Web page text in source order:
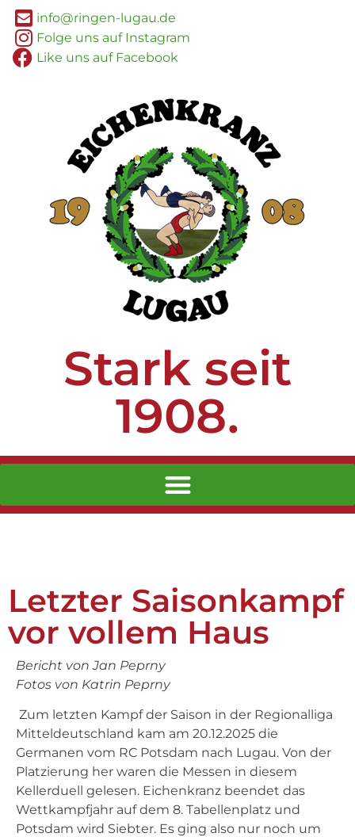
info@ringen-lugau.de
Folge uns auf Instagram
Like uns auf Facebook
Stark seit
1908.
Letzter Saisonkampf
vor vollem Haus
Bericht von Jan Peprny
Fotos von Katrin Peprny
Zum letzten Kampf der Saison in der Regionalliga
Mitteldeutschland kam am 20.12.2025 die
Germanen vom RC Potsdam nach Lugau. Von der
Platzierung her waren die Messen in diesem
Kellerduell gelesen. Eichenkranz beendet das
Wettkampfjahr auf dem 8. Tabellenplatz und
Potsdam wird Siebter. Es ging also nur noch um